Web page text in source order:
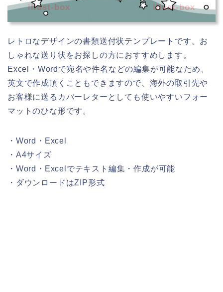
illust-box illust-box
レトロなデザインの書類送付状テンプレートです。お
しゃれな送り状をお探しの方におすすめします。
Excel・Wordで宛名や件名などの編集が可能なため、
英文で作成頂くこともできますので、海外の取引先や
お客様に送るカバーレターとしても使いやすいフォー
マットのひな形です。
・Word・Excel
・A4サイズ
・Word・Excelでテキスト編集・作成が可能
・ダウンロードはZIP形式